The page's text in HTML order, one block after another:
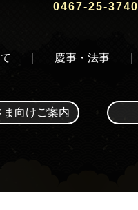
0467-25-3740
慶事・法事
向けご案内